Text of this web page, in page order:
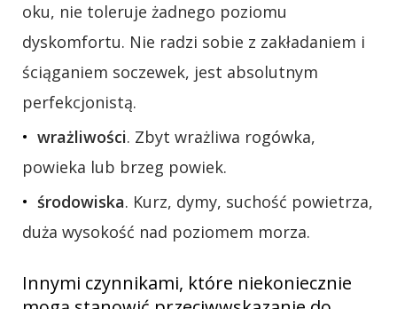
oku, nie toleruje żadnego poziomu
dyskomfortu. Nie radzi sobie z zakładaniem i
ściąganiem soczewek, jest absolutnym
perfekcjonistą.
wrażliwości. Zbyt wrażliwa rogówka,
powieka lub brzeg powiek.
środowiska. Kurz, dymy, suchość powietrza,
duża wysokość nad poziomem morza.
Innymi czynnikami, które niekoniecznie